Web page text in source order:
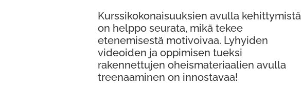
Kurssikokonaisuuksien avulla kehittymistä
on helppo seurata, mikä tekee
etenemisestä motivoivaa. Lyhyiden
videoiden ja oppimisen tueksi
rakennettujen oheismateriaalien avulla
treenaaminen on innostavaa!